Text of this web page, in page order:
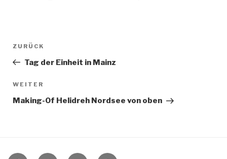
Beitragsnavigation
Vorheriger
Beitrag
ZURÜCK
Tag der Einheit in Mainz
Nächster
Beitrag
WEITER
Making-Of Helidreh Nordsee von oben